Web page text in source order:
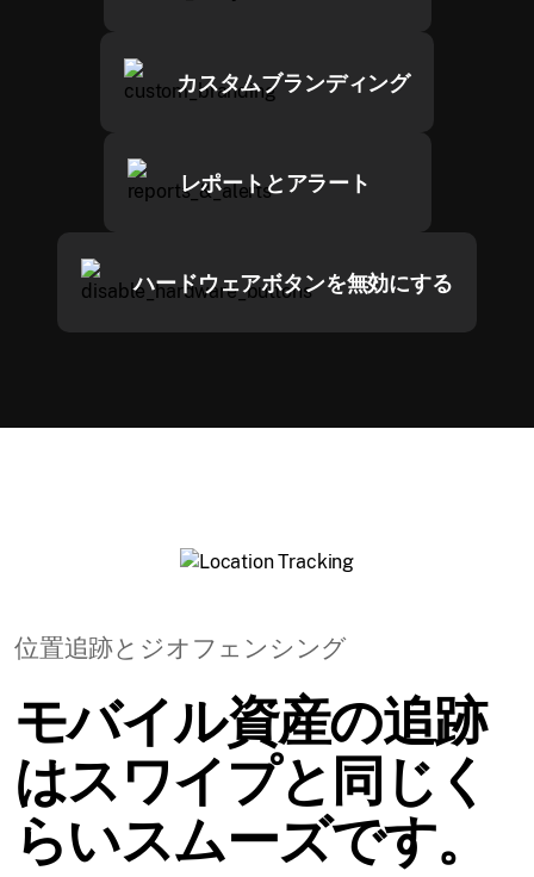
カスタムブランディング
レポートとアラート
ハードウェアボタンを無効にする
位置追跡とジオフェンシング
モバイル資産の追跡
はスワイプと同じく
らいスムーズです。